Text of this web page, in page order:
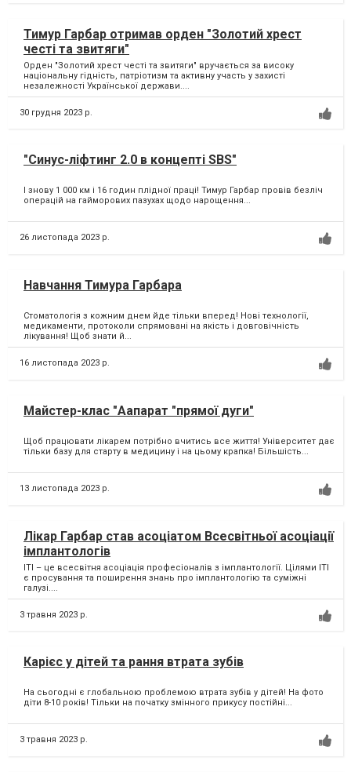
Тимур Гарбар отримав орден "Золотий хрест
честі та звитяги"
Орден "Золотий хрест честі та звитяги" вручається за високу
національну гідність, патріотизм та активну участь у захисті
незалежності Української держави....
30 грудня 2023 р.
"Синус-ліфтинг 2.0 в концепті SBS"
І знову 1 000 км і 16 годин плідної праці! Тимур Гарбар провів безліч
операцій на гайморових пазухах щодо нарощення...
26 листопада 2023 р.
Навчання Тимура Гарбара
Стоматологія з кожним днем йде тільки вперед! Нові технології,
медикаменти, протоколи спрямовані на якість і довговічність
лікування! Щоб знати й...
16 листопада 2023 р.
Майстер-клас "Аапарат "прямої дуги"
Щоб працювати лікарем потрібно вчитись все життя! Університет дає
тільки базу для старту в медицину і на цьому крапка! Більшість...
13 листопада 2023 р.
Лікар Гарбар став асоціатом Всесвітньої асоціації
імплантологів
ITI – це всесвітня асоціація професіоналів з імплантології. Цілями ITI
є просування та поширення знань про імплантологію та суміжні
галузі....
3 травня 2023 р.
Карієс у дітей та рання втрата зубів
На сьогодні є глобальною проблемою втрата зубів у дітей! На фото
діти 8-10 років! Тільки на початку змінного прикусу постійні...
3 травня 2023 р.